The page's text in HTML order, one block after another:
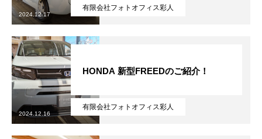
無料で登録したい企業様はこちら
メディア取材受付口はこちら
北海道最強のビジネス課題解決コミュニティ【北海道オ
ンラインアジト】
無料で登録したい企業様はこちら
有限会社フォトオフィス彩人
2024.12.17
有限会社フォトオフィス彩人
HONDA 新型FREEDのご紹介！
2024.12.16